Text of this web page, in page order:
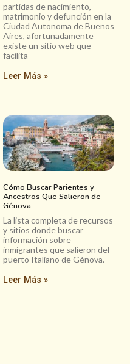
partidas de nacimiento,
matrimonio y defunción en la
Ciudad Autonoma de Buenos
Aires, afortunadamente
existe un sitio web que
facilita
Leer Más »
Cómo Buscar Parientes y
Ancestros Que Salieron de
Génova
La lista completa de recursos
y sitios donde buscar
información sobre
inmigrantes que salieron del
puerto Italiano de Génova.
Leer Más »